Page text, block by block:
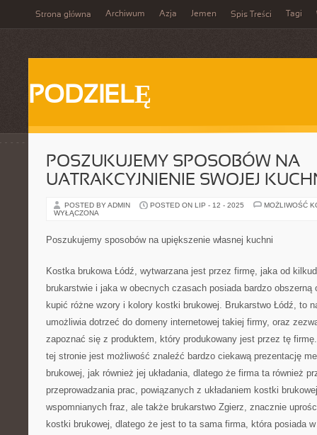
Strona główna Archiwum Azja Jemen Spis Treści Tagi
PODZIELĘ
POSZUKUJEMY SPOSOBÓW NA
UATRAKCYJNIENIE SWOJEJ
POSTED BY ADMIN POSTED ON LIP - 12 - 2025
MOŻLIWOŚĆ
WYŁĄCZONA
Poszukujemy sposobów na upiększenie własnej kuchni
Kostka brukowa Łódź, wytwarzana jest przez firmę, jaka od
brukarstwie i jaka w obecnych czasach posiada bardzo
kupić różne wzory i kolory kostki brukowej. Brukarstwo Łódź, to
umożliwia dotrzeć do domeny internetowej takiej firmy, oraz
zapoznać się z produktem, który produkowany jest przez tę
tej stronie jest możliwość znaleźć bardzo ciekawą prezentację
brukowej, jak również jej układania, dlatego że firma ta również
przeprowadzania prac, powiązanych z układaniem kostki
wspomnianych fraz, ale także brukarstwo Zgierz, znacznie
kostki brukowej, dlatego że jest to ta sama firma, która posiada